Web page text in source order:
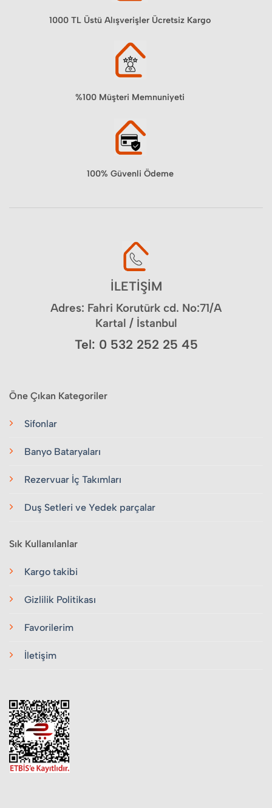
1000 TL Üstü Alışverişler Ücretsiz Kargo
%100 Müşteri Memnuniyeti
100% Güvenli Ödeme
İLETİŞİM
Adres: Fahri Korutürk cd. No:71/A
Kartal / İstanbul
Tel: 0 532 252 25 45
Öne Çıkan Kategoriler
Sifonlar
Banyo Bataryaları
Rezervuar İç Takımları
Duş Setleri ve Yedek parçalar
Sık Kullanılanlar
Kargo takibi
Gizlilik Politikası
Favorilerim
İletişim